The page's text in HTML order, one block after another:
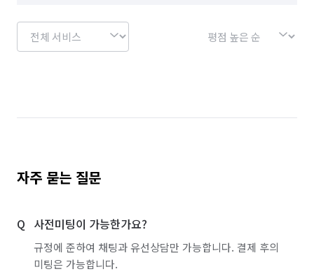
자주 묻는 질문
사전미팅이 가능한가요?
규정에 준하여 채팅과 유선상담만 가능합니다. 결제 후의
미팅은 가능합니다.